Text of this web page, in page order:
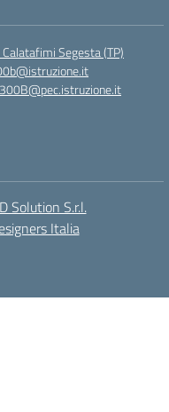
Segesta (TP)
Solution S.r.l.
Italia